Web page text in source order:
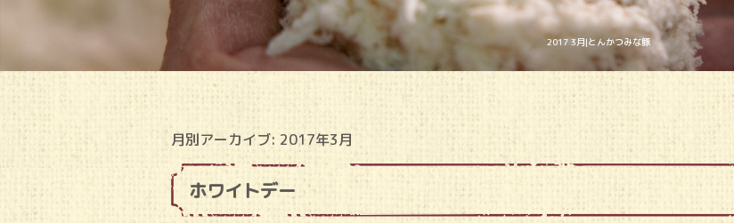
2017 3月|とんかつみな豚
月別アーカイブ: 2017年3月
ホワイトデー